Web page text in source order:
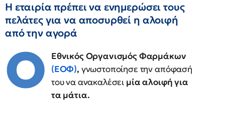
Η εταιρία πρέπει να ενημερώσει τους
πελάτες για να αποσυρθεί η αλοιφή
από την αγορά
Ο
Εθνικός Οργανισμός Φαρμάκων
(ΕΟΦ), γνωστοποίησε την απόφασή
του να ανακαλέσει μία αλοιφή για
τα μάτια.